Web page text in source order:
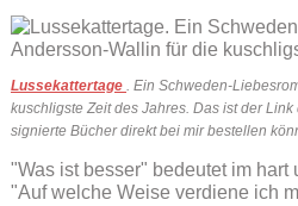
Lussekattertage . Ein Schweden-
kuschligste Zeit des Jahres. Das ist der
signierte Bücher direkt bei mir bestellen
"Was ist besser" bedeutet im
"Auf welche Weise verdiene ich